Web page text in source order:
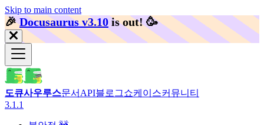
Skip to main content
🎉️Docusaurus v3.10 is out! 🥳️
도큐사우루스문서 API블로그쇼케이스커뮤니티
3.1.1